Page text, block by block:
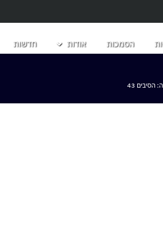
הסמכות אודות חדשות
43